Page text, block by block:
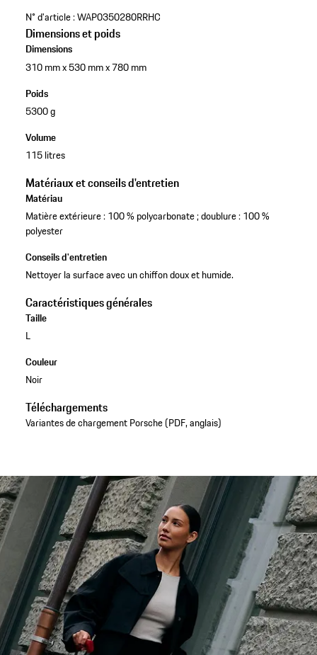
N° d'article :WAP0350280RRHC
Dimensions et poids
Dimensions
310 mm x 530 mm x 780 mm
Poids
5300 g
Volume
115 litres
Matériaux et conseils d'entretien
Matériau
Matière extérieure : 100 % polycarbonate ; doublure : 100 %
polyester
Conseils d'entretien
Nettoyer la surface avec un chiffon doux et humide.
Caractéristiques générales
Taille
L
Couleur
Noir
Téléchargements
Variantes de chargement Porsche (PDF, anglais)